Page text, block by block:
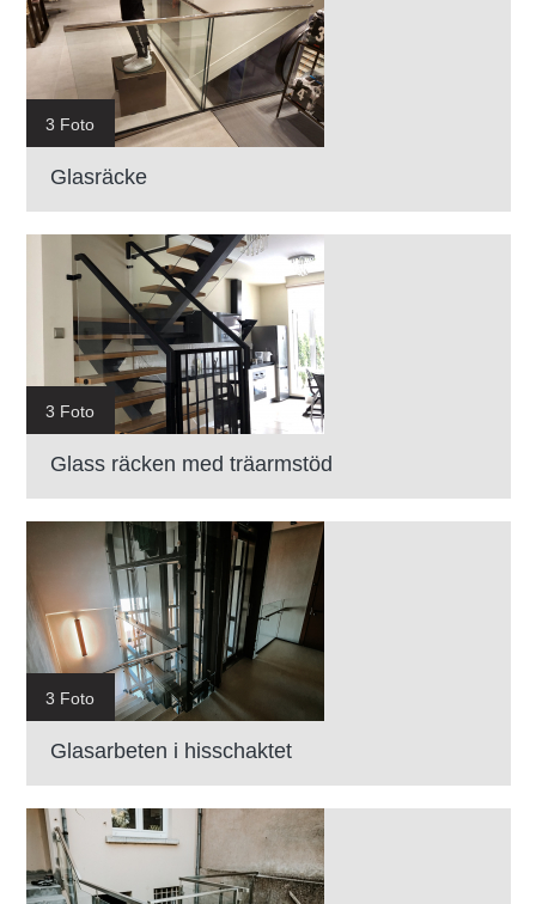
3 Foto
Glasräcke
3 Foto
Glass räcken med träarmstöd
3 Foto
Glasarbeten i hisschaktet